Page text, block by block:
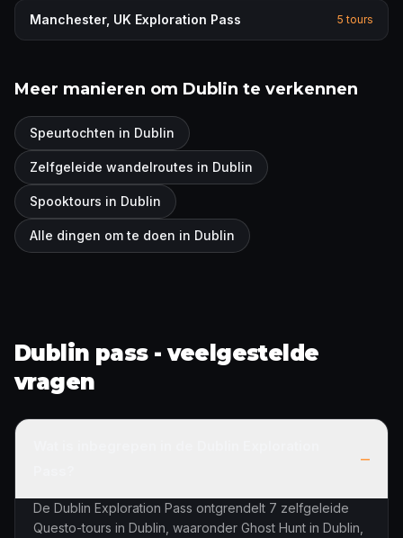
Manchester, UK Exploration Pass 5 tours
Meer manieren om Dublin te verkennen
Speurtochten in Dublin
Zelfgeleide wandelroutes in Dublin
Spooktours in Dublin
Alle dingen om te doen in Dublin
Dublin pass - veelgestelde
vragen
–
De Dublin Exploration Pass ontgrendelt 7 zelfgeleide
Questo-tours in Dublin, waaronder Ghost Hunt in Dublin,